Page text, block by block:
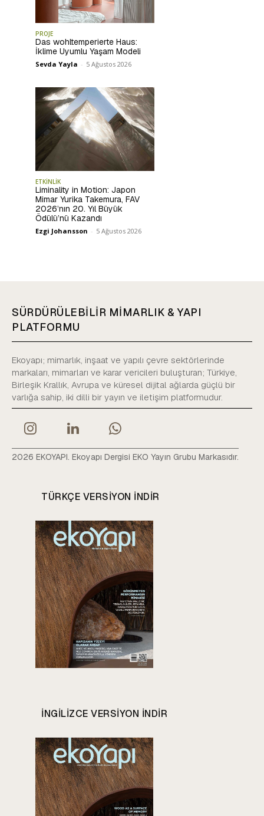
PROJE
Das wohltemperierte Haus:
İklime Uyumlu Yaşam Modeli
Sevda Yayla - 5 Ağustos 2026
ETKİNLİK
Liminality in Motion: Japon
Mimar Yurika Takemura, FAV
2026’nın 20. Yıl Büyük
Ödülü’nü Kazandı
Ezgi Johansson - 5 Ağustos 2026
SÜRDÜRÜLEBİLİR MİMARLIK & YAPI
PLATFORMU
Ekoyapı; mimarlık, inşaat ve yapılı çevre sektörlerinde
markaları, mimarları ve karar vericileri buluşturan; Türkiye,
Birleşik Krallık, Avrupa ve küresel dijital ağlarda güçlü bir
varlığa sahip, iki dilli bir yayın ve iletişim platformudur.
2026 EKOYAPI. Ekoyapı Dergisi EKO Yayın Grubu Markasıdır.
TÜRKÇE VERSIYON INDIR
INGILIZCE VERSIYON INDIR